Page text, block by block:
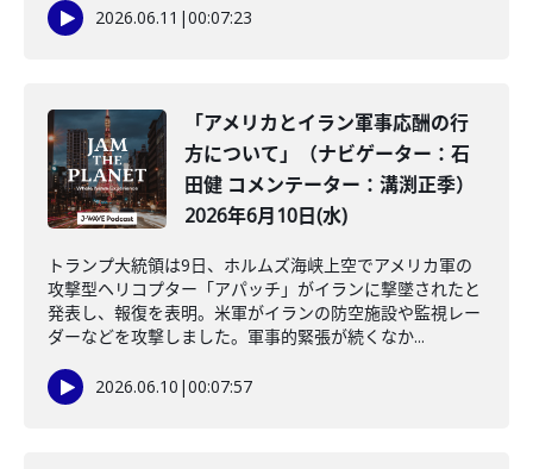
2026.06.11 |00:07:23
「アメリカとイラン軍事応酬の行
方について」（ナビゲーター：石
田健 コメンテーター：溝渕正季）
2026年6月10日(水)
トランプ大統領は9日、ホルムズ海峡上空でアメリカ軍の
攻撃型ヘリコプター「アパッチ」がイランに撃墜されたと
発表し、報復を表明。米軍がイランの防空施設や監視レー
ダーなどを攻撃しました。軍事的緊張が続くなか...
2026.06.10 |00:07:57